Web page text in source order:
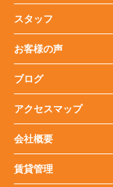
スタッフ
お客様の声
ブログ
アクセスマップ
会社概要
賃貸管理